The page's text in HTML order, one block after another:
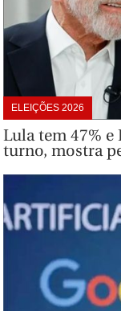
ELEIÇÕES 2026
Lula tem 47% e
turno, mostra